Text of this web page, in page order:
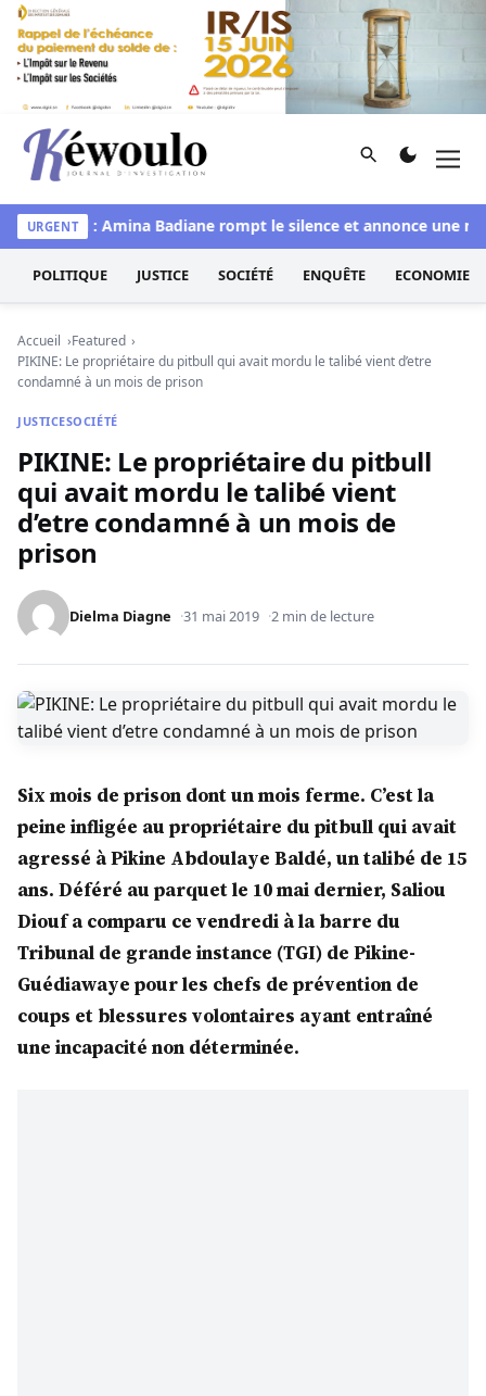
Aller au contenu
Kéwoulo, le premier site d'information et d'investigation
Rechercher
URGENT
Sénégal : Amina Badiane rompt le silence et annonce une
POLITIQUE JUSTICE SOCIÉTÉ ENQUÊTE ECONOMIE
Accueil
Featured
PIKINE: Le propriétaire du pitbull qui avait mordu le talibé vient d’etre
condamné à un mois de prison
JUSTICESOCIÉTÉ
PIKINE: Le propriétaire du pitbull
qui avait mordu le talibé vient
d’etre condamné à un mois de
prison
Dielma Diagne 31 mai 2019 2 min de lecture
Six mois de prison dont un mois ferme. C’est la
peine infligée au propriétaire du pitbull qui avait
agressé à Pikine Abdoulaye Baldé, un talibé de 15
ans. Déféré au parquet le 10 mai dernier, Saliou
Diouf a comparu ce vendredi à la barre du
Tribunal de grande instance (TGI) de Pikine-
Guédiawaye pour les chefs de prévention de
coups et blessures volontaires ayant entraîné
une incapacité non déterminée.